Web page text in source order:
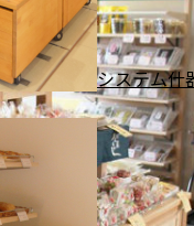
システム什